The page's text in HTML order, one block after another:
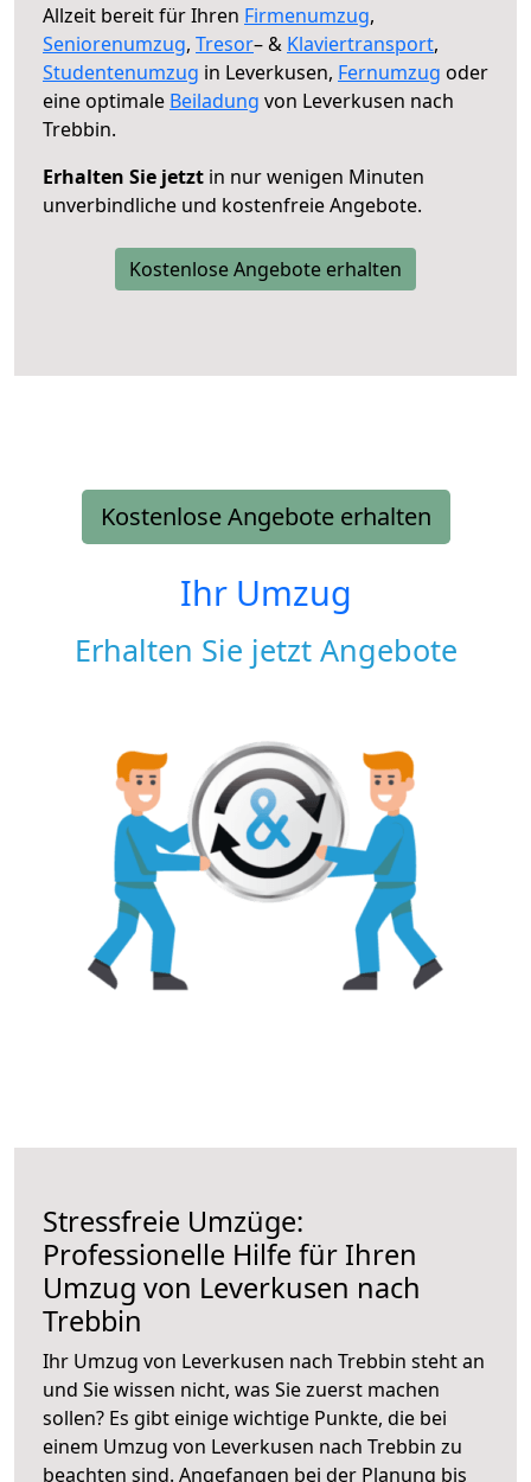
Allzeit bereit für Ihren Firmenumzug,
Seniorenumzug, Tresor– & Klaviertransport,
Studentenumzug in Leverkusen, Fernumzug oder
eine optimale Beiladung von Leverkusen nach
Trebbin.
Erhalten Sie jetzt in nur wenigen Minuten
unverbindliche und kostenfreie Angebote.
Kostenlose Angebote erhalten
Kostenlose Angebote erhalten
Ihr Umzug
Erhalten Sie jetzt Angebote
Stressfreie Umzüge:
Professionelle Hilfe für Ihren
Umzug von Leverkusen nach
Trebbin
Ihr Umzug von Leverkusen nach Trebbin steht an
und Sie wissen nicht, was Sie zuerst machen
sollen? Es gibt einige wichtige Punkte, die bei
einem Umzug von Leverkusen nach Trebbin zu
beachten sind. Angefangen bei der Planung bis